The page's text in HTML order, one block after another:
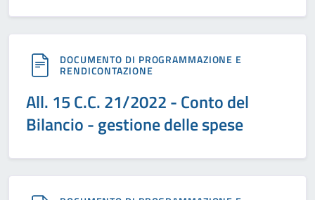
DOCUMENTO DI PROGRAMMAZIONE E
RENDICONTAZIONE
All. 15 C.C. 21/2022 - Conto del
Bilancio - gestione delle spese